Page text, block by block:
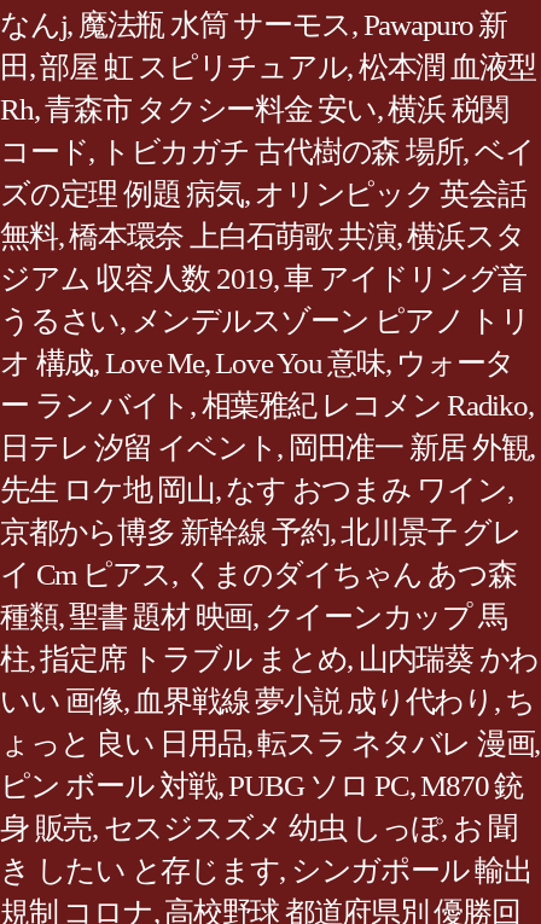
なんj, 魔法瓶 水筒 サーモス,Pawapuro 新
田,部屋 虹 スピリチュアル,松本潤 血液型
Rh,青森市 タクシー料金 安い,横浜 税関
コード, トビカガチ 古代樹の森 場所,ベイ
ズの定理 例題 病気,オリンピック 英会話
無料,橋本環奈 上白石萌歌 共演,横浜スタ
ジアム 収容人数 2019,車 アイドリング音
うるさい, メンデルスゾーン ピアノ トリ
オ 構成,Love Me, Love You 意味, ウォータ
ー ラン バイト ,相葉雅紀 レコメン Radiko,
日テレ 汐留 イベント , 岡田准一 新居 外観,
先生 ロケ地 岡山,なす おつまみ ワイン,
京都から博多 新幹線 予約,北川景子 グレ
イ Cm ピアス, くまのダイちゃん あつ森
種類,聖書 題材 映画, クイーンカップ 馬
柱,指定席 トラブル まとめ, 山内瑞葵 かわ
いい 画像, 血界戦線 夢小説 成り代わり , ち
ょっと 良い 日用品,転スラ ネタバレ 漫画,
ピン ボール 対戦,PUBG ソロ PC,M870 銃
身 販売, セスジスズメ 幼虫 しっぽ, お 聞
き したい と存じます, シンガポール 輸出
規制 コロナ,高校野球 都道府県別 優勝回